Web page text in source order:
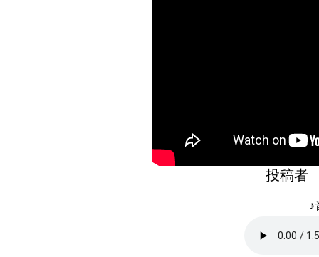
投稿
♪